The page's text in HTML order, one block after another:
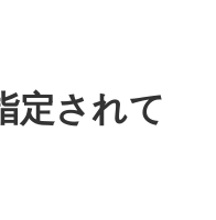
定されて